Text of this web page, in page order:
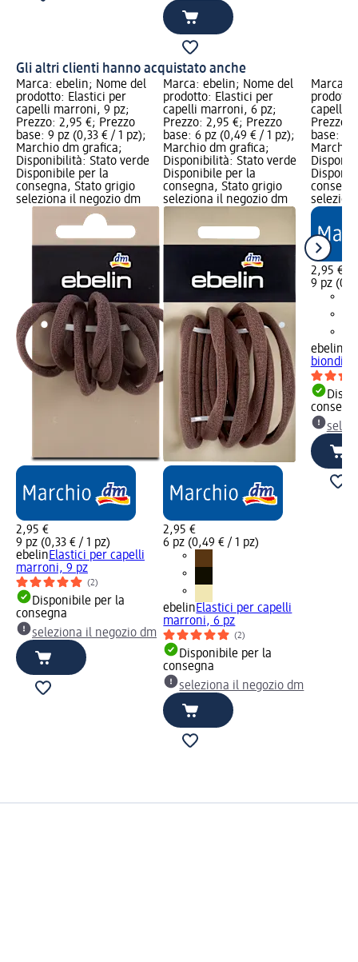
Gli altri clienti hanno acquistato anche
Marca: ebelin; Nome del
prodotto: Elastici per
capelli marroni, 9 pz;
Prezzo: 2,95 €; Prezzo
base: 9 pz (0,33 € / 1 pz);
Marchio dm grafica;
Disponibilità: Stato verde
Disponibile per la
consegna, Stato grigio
seleziona il negozio dm
2,95 €
9 pz (0,33 € / 1 pz)
ebelinElastici per capelli
marroni, 9 pz
(2)
Disponibile per la
consegna
seleziona il negozio dm
Marca: ebelin; Nome del
prodotto: Elastici per
capelli marroni, 6 pz;
Prezzo: 2,95 €; Prezzo
base: 6 pz (0,49 € / 1 pz);
Marchio dm grafica;
Disponibilità: Stato verde
Disponibile per la
consegna, Stato grigio
seleziona il negozio dm
2,95 €
6 pz (0,49 € / 1 pz)
ebelinElastici per capelli
marroni, 6 pz
(2)
Disponibile per la
consegna
seleziona il negozio dm
Marca:
capelli
Prezzo:
base: 9
Marchio
2,95 €
9 pz
ebelin
biondi